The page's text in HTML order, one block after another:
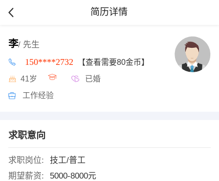
简历详情
李/ 先生
150****2732 【查看需要80金币】
41岁 已婚
工作经验
求职意向
求职岗位:
技工/普工
期望薪资:
5000-8000元